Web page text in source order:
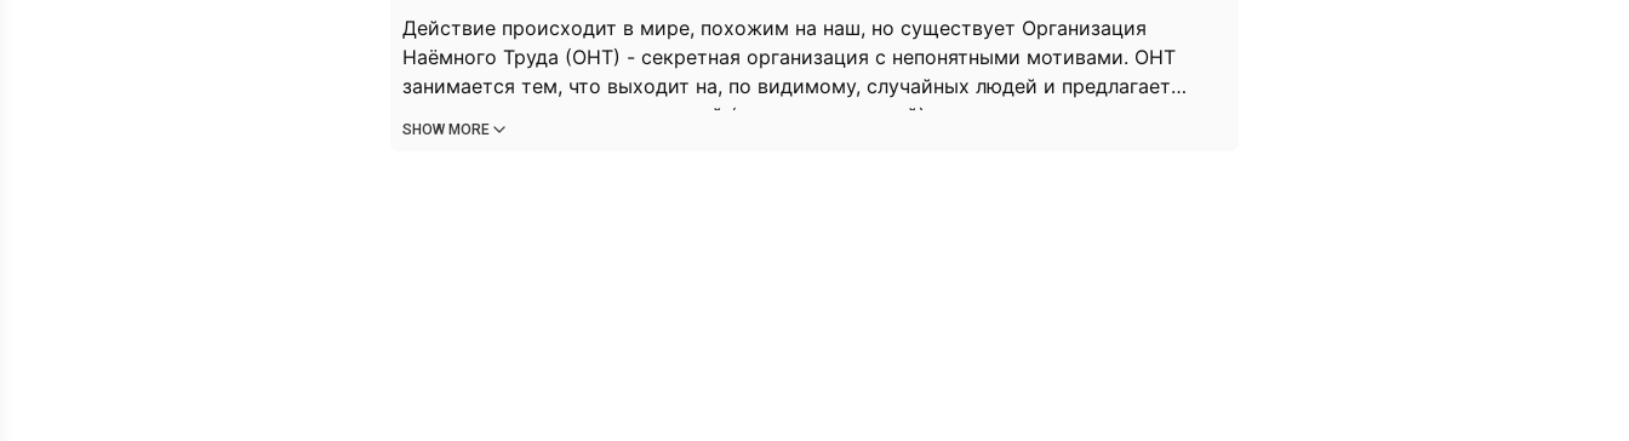
Действие происходит в мире, похожим на наш, но существует Организация
Наёмного Труда (ОНТ) - секретная организация с непонятными мотивами. ОНТ
занимается тем, что выходит на, по видимому, случайных людей и предлагает
плату за выполнение конкретной (часто нелегальной) задачи.
SHOW MORE